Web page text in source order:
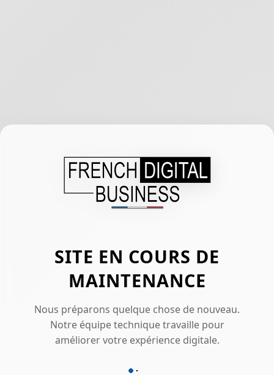
SITE EN COURS DE
MAINTENANCE
Nous préparons quelque chose de nouveau.
Notre équipe technique travaille pour
améliorer votre expérience digitale.